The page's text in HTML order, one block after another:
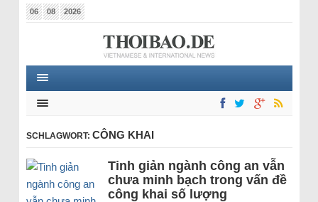
06 08 2026
SCHLAGWORT: CÔNG KHAI
Tinh giản ngành công an vẫn
chưa minh bạch trong vấn đề
công khai số lượng